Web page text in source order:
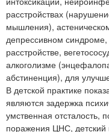
расстройствах
мышления),
депрессивном
расстройстве,
алкоголизме
абстиненция), для
В детской практике
являются задержка
умственная отсталость,
поражения ЦНС,